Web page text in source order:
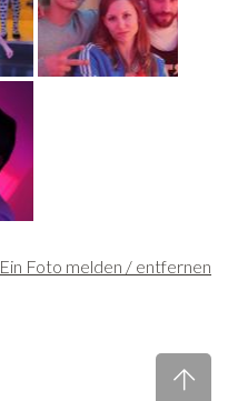
Ein Foto melden / entfernen